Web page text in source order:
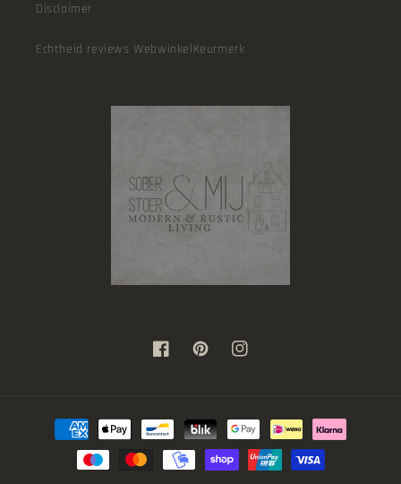
Disclaimer
Echtheid reviews WebwinkelKeurmerk
FacebookPinterestInstagram
Betaalmethoden